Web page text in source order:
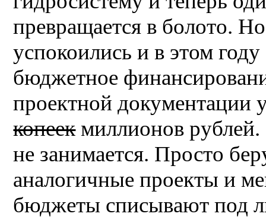
превращается в болото.
успокоились и в этом
бюджетное
проектной
копеекмиллионов рублей.
не занимается. Просто
аналогичные проекты и
бюджеты списывают под